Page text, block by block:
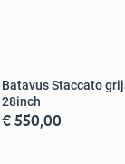
Batavus Staccato
28inch
€ 550,00